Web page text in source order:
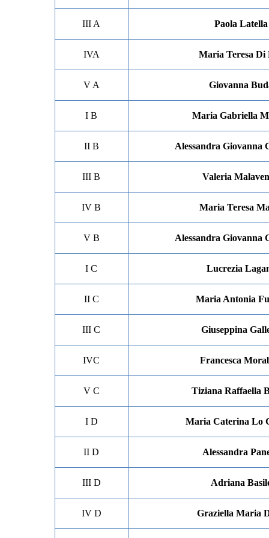
III A Paola Latella
IVA Maria Teresa Di
V A Giovanna
I B Maria Gabriella
II B Alessandra Giovanna
III B Valeria
IV B Maria Teresa
V B Alessandra Giovanna
I C Lucrezia
II C Maria Antonia
III C Giuseppina
IVC Francesca
V C Tiziana Raffaella
I D Maria Caterina Lo
II D Alessandra
III D Adriana
IV D Graziella Maria